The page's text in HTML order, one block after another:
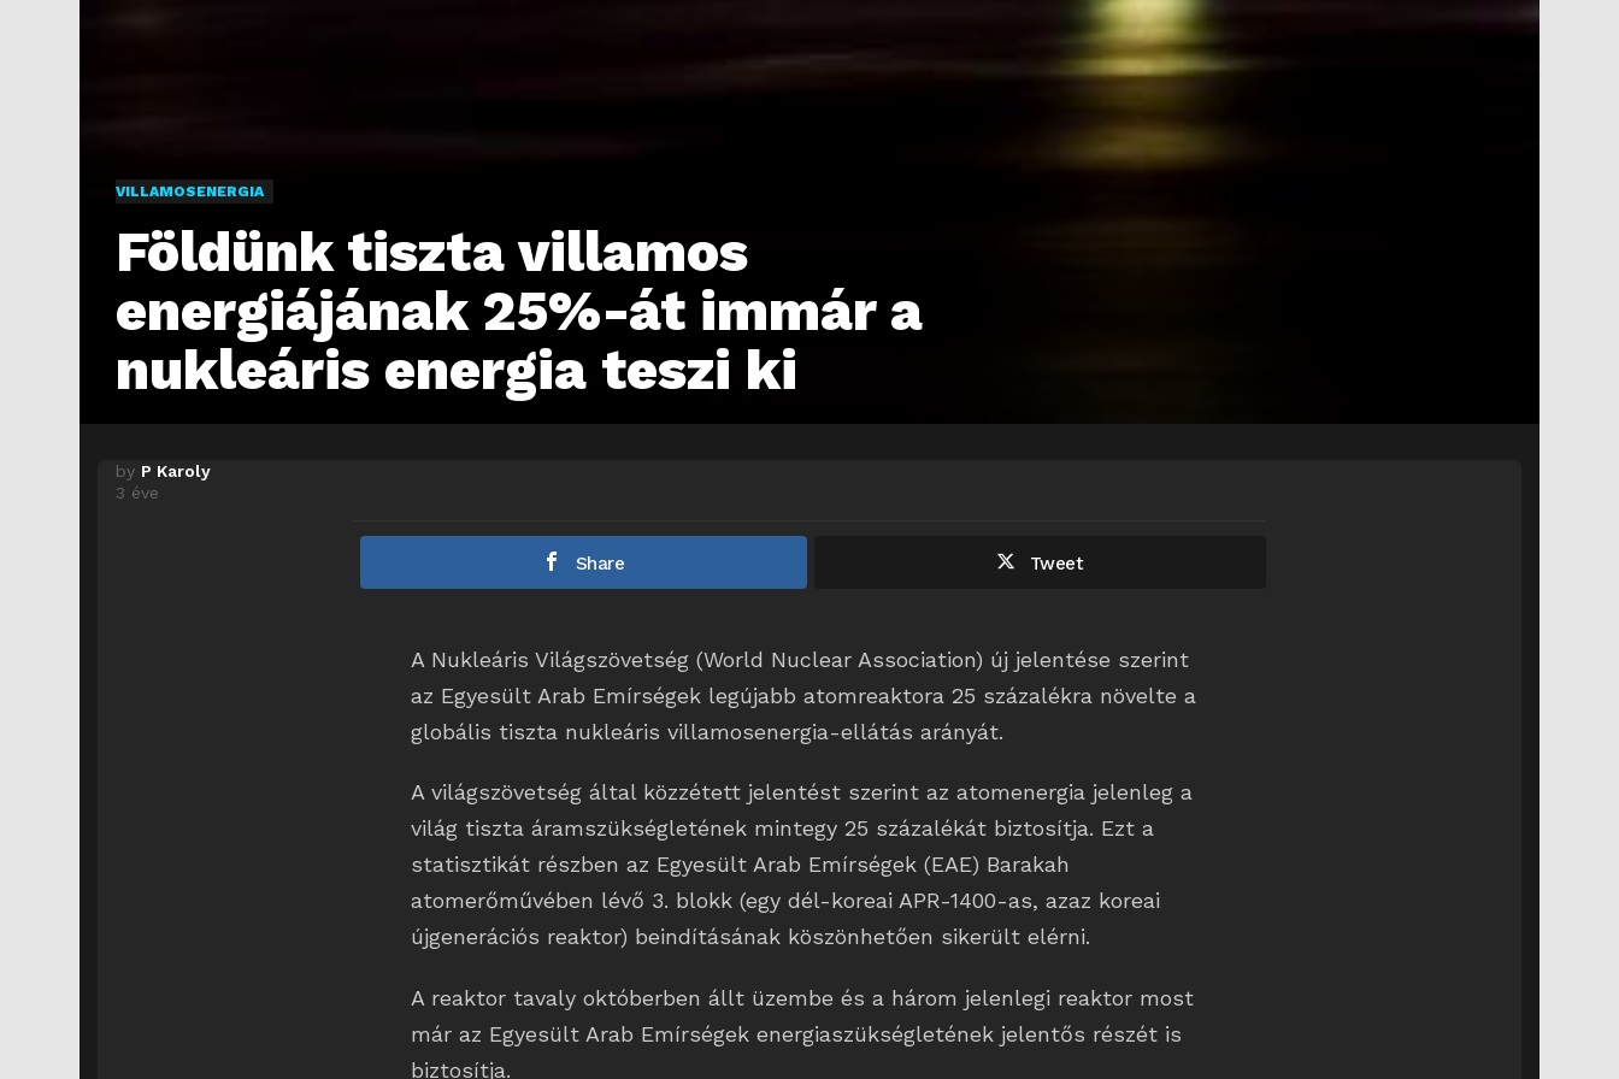
VILLAMOSENERGIA
Földünk tiszta villamos
energiájának 25%-át immár a
nukleáris energia teszi ki
by P Karoly
3 éve
Share Tweet
A Nukleáris Világszövetség (World Nuclear Association) új jelentése szerint
az Egyesült Arab Emírségek legújabb atomreaktora 25 százalékra növelte a
globális tiszta nukleáris villamosenergia-ellátás arányát.
A világszövetség által közzétett jelentést szerint az atomenergia jelenleg a
világ tiszta áramszükségletének mintegy 25 százalékát biztosítja. Ezt a
statisztikát részben az Egyesült Arab Emírségek (EAE) Barakah
atomerőművében lévő 3. blokk (egy dél-koreai APR-1400-as, azaz koreai
újgenerációs reaktor) beindításának köszönhetően sikerült elérni.
A reaktor tavaly októberben állt üzembe és a három jelenlegi reaktor most
már az Egyesült Arab Emírségek energiaszükségletének jelentős részét is
biztosítja.